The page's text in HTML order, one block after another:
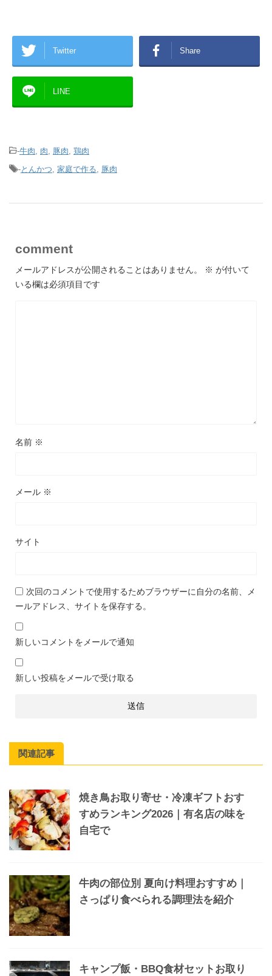
Twitter Share
LINE
-牛肉 肉 豚肉 鶏肉
-とんかつ 家庭で作る 豚肉
comment
メールアドレスが公開されることはありません。 ※ が付いて
いる欄は必須項目です
名前 ※
メール ※
サイト
次回のコメントで使用するためブラウザーに自分の名前、メ
ールアドレス、サイトを保存する。
新しいコメントをメールで通知
新しい投稿をメールで受け取る
関連記事
焼き鳥お取り寄せ・冷凍ギフトおす
すめランキング2026｜有名店の味を
自宅で
牛肉の部位別 夏向け料理おすすめ｜
さっぱり食べられる調理法を紹介
キャンプ飯・BBQ食材セットお取り